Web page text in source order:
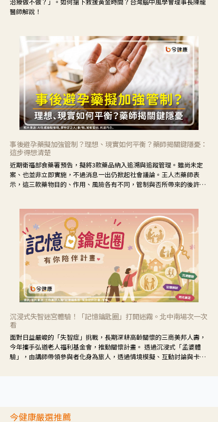
醫師解說！
事後避孕藥擬加強管制？理想、現實如何平衡？藥師揭關鍵隱憂：
這步得想清楚
近期衛福部食藥署預告，擬將3款藥品納入追溯與追蹤管理。雖尚未定
案、也並非立即實施，不過消息一出仍掀起社會議論。王人杰藥師表
示，這三款藥物目的、作用、風險各有不同，管制與否所帶來的後許影
沉浸式失智迷宮體驗！「記憶鑰匙圈」打開迷霧。北中南場次一次
看
面對日益嚴峻的「失智症」挑戰，長期深耕高齡關懷的三商美邦人壽，
今年攜手弘道老人福利基金會，推動關懷計畫。 透過沉浸式「孟婆體
驗」，由講師帶領參與者化身為旅人，透過情境模擬、互動討論與卡牌
今健康嚴選推薦